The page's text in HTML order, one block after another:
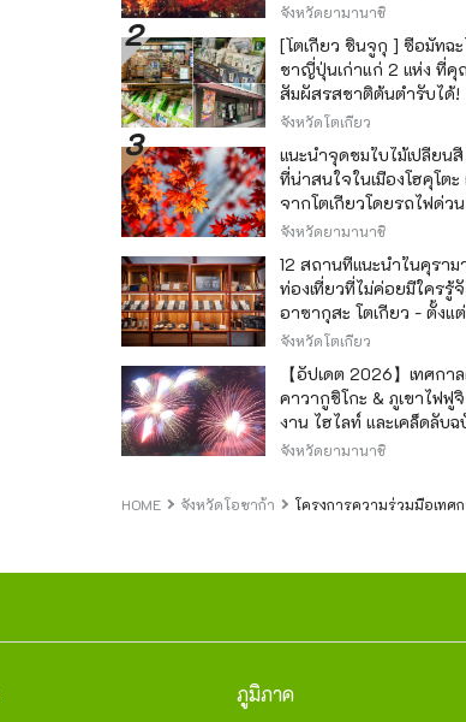
เทศกาลใบไม้เปลี่ยนสี และ
จังหวัดยามานาชิ
[โตเกียว ชินจูกุ ] ซื้อมัทฉ
ชาญี่ปุ่นเก่าแก่ 2 แห่ง ที่คุ
สัมผัสรสชาติต้นตำรับได้!
จังหวัดโตเกียว
แนะนำจุดชมใบไม้เปลี่ยน
ที่น่าสนใจในเมืองโฮคุโตะ
จากโตเกียวโดยรถไฟด่ว
จังหวัดยามานาชิ
12 สถานที่แนะนำในคุราม
ท่องเที่ยวที่ไม่ค่อยมีใครรู้
อาซากุสะ โตเกียว - ตั้งแ
เมต์ยอดนิยมไปจนถึงร้านค้
เอกลักษณ์ -
จังหวัดโตเกียว
【อัปเดต 2026】เทศกา
คาวากูชิโกะ & ภูเขาไฟฟู
งาน ไฮไลท์ และเคล็ดลับ
จังหวัดยามานาชิ
HOME จังหวัดโอซาก้า โครงการความร่วมมือเทศ
ภูมิภาค